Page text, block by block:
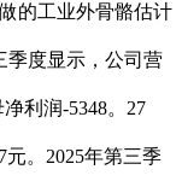
的工业外骨骼估计
季度显示，公司营
利润-5348。27
元。2025年第三季